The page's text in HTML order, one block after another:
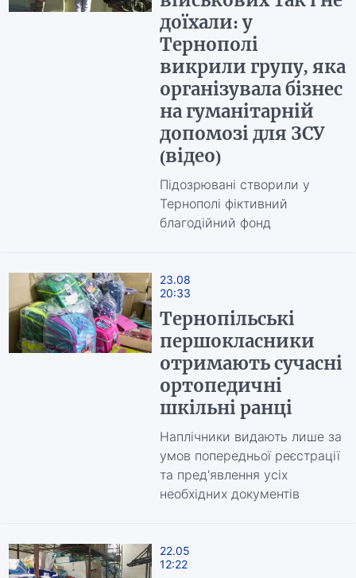
доїхали: у
Тернополі
викрили групу, яка
організувала бізнес
на гуманітарній
допомозі для ЗСУ
(відео)
Підозрювані створили у
Тернополі фіктивний
благодійний фонд
23.08
20:33
Тернопільські
першокласники
отримають сучасні
ортопедичні
шкільні ранці
Наплічники видають лише за
умов попередньої реєстрації
та пред'явлення усіх
необхідних документів
22.05
12:22